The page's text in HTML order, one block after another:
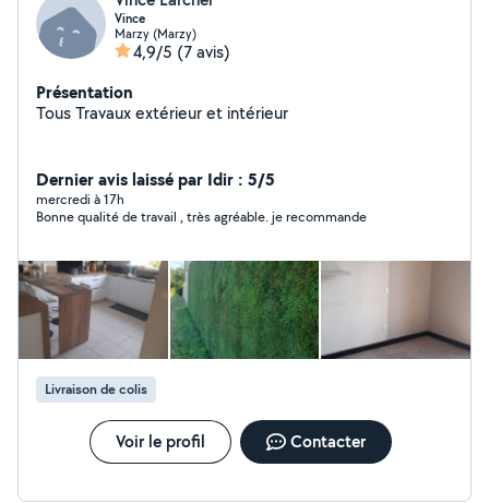
Vince
Marzy (Marzy)
4,9/5 (7 avis)
Présentation
Tous Travaux extérieur et intérieur
Dernier avis laissé par Idir : 5/5
mercredi à 17h
Bonne qualité de travail , très agréable. je recommande
Livraison de colis
Voir le profil Contacter